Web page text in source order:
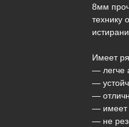
8мм
технику
Имеет
— легче
—
—
— имеет
— не